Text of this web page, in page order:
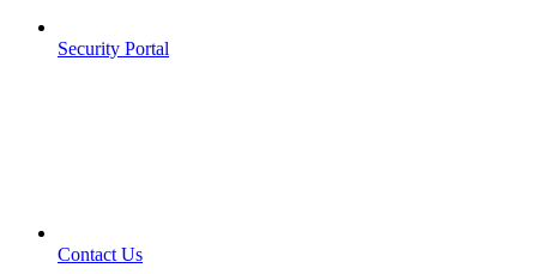
Security Portal
Contact Us